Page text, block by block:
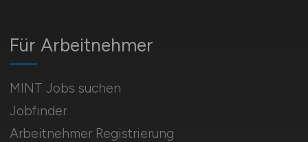
Für Arbeitnehmer
MINT Jobs suchen
Jobfinder
Arbeitnehmer Registrierung